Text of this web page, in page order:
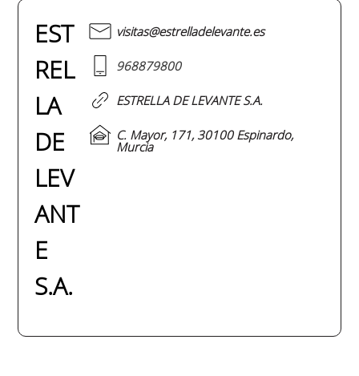
EST
REL
LA
DE
LEV
ANT
E
S.A.
visitas@estrelladelevante.es
968879800
ESTRELLA DE LEVANTE S.A.
C. Mayor, 171, 30100 Espinardo,
Murcia